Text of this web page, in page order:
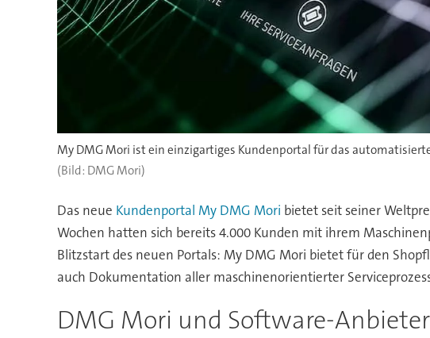
My DMG Mori ist ein einzigartiges Kundenportal für das
(Bild: DMG Mori)
Das neue Kundenportal My DMG Mori bietet seit seiner
Wochen hatten sich bereits 4.000 Kunden mit ihrem
Blitzstart des neuen Portals: My DMG Mori bietet für den
auch Dokumentation aller maschinenorientierter
DMG Mori und Software-